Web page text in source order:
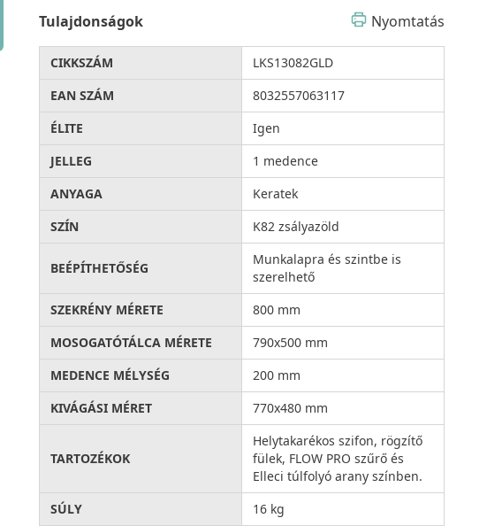
Tulajdonságok Nyomtatás
CIKKSZÁM
LKS13082GLD
EAN SZÁM
8032557063117
ÉLITE
Igen
JELLEG
1 medence
ANYAGA
Keratek
SZÍN
K82 zsályazöld
BEÉPÍTHETŐSÉG
Munkalapra és szintbe is
szerelhető
SZEKRÉNY MÉRETE
800 mm
MOSOGATÓTÁLCA MÉRETE
790x500 mm
MEDENCE MÉLYSÉG
200 mm
KIVÁGÁSI MÉRET
770x480 mm
TARTOZÉKOK
Helytakarékos szifon, rögzítő
fülek, FLOW PRO szűrő és
Elleci túlfolyó arany színben.
SÚLY
16 kg